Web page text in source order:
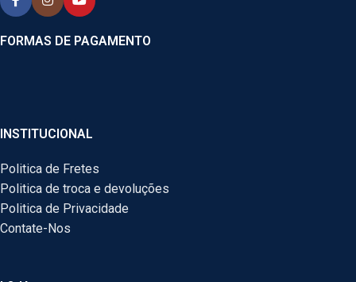
FORMAS DE PAGAMENTO
INSTITUCIONAL
Politica de Fretes
Politica de troca e devoluções
Politica de Privacidade
Contate-Nos